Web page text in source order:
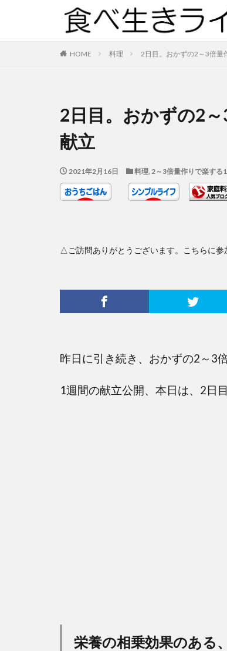
HOME 料理 2日目。おかずの2～3倍量
2日目。おかずの2
献立
2021年2月16日 料理, 2～3倍量作りで楽する
△ご訪問ありがとうございます。こちらに
昨日に引き続き、おかずの2～3
1週間の献立公開、本日は、2日目
栄養の相乗効果のある